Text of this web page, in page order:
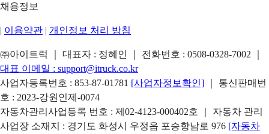
채용정보
| 이용약관 | 개인정보 처리 방침
㈜아이트럭 ｜ 대표자 : 정혜인 ｜ 전화번호 : 0508-0328-7002
대표 이메일 : support@itruck.co.kr
사업자등록번호 : 853-87-01781 [사업자정보확인]
｜ 통신판매번
호 : 2023-강원인제-0074
자동차관리사업등록 번호 : 제02-4123-000402호 ｜ 자동차 관리
사업장 소재지 : 경기도 화성시 우정읍 포승항남로 976 [자동차